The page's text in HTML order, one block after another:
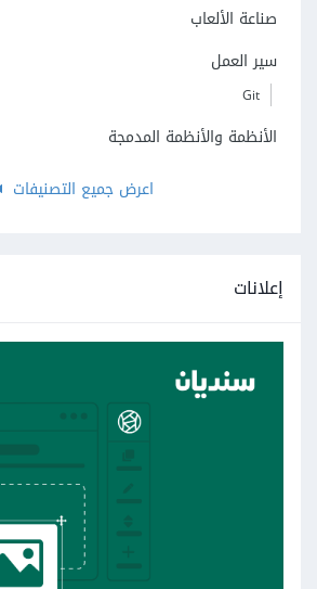
صناعة الألعاب
سير العمل
Git
الأنظمة والأنظمة المدمجة
اعرض جميع التصنيفات
إعلانات